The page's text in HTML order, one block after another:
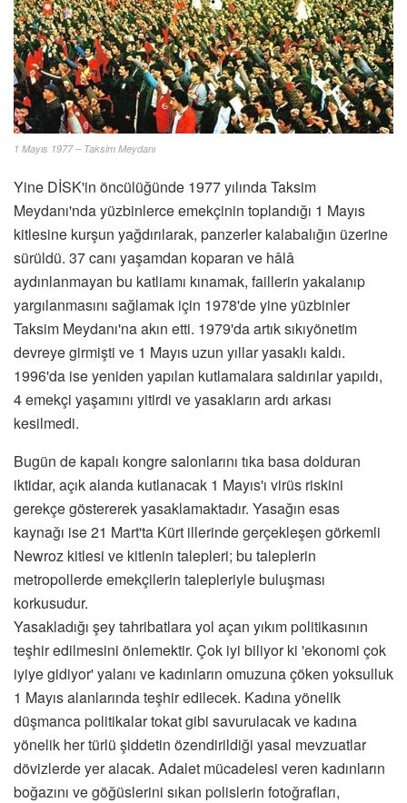
1 Mayıs 1977 – Taksim Meydanı
Yine DİSK'in öncülüğünde 1977 yılında Taksim
Meydanı'nda yüzbinlerce emekçinin toplandığı 1 Mayıs
kitlesine kurşun yağdırılarak, panzerler kalabalığın üzerine
sürüldü. 37 canı yaşamdan koparan ve hâlâ
aydınlanmayan bu katliamı kınamak, faillerin yakalanıp
yargılanmasını sağlamak için 1978'de yine yüzbinler
Taksim Meydanı'na akın etti. 1979'da artık sıkıyönetim
devreye girmişti ve 1 Mayıs uzun yıllar yasaklı kaldı.
1996'da ise yeniden yapılan kutlamalara saldırılar yapıldı,
4 emekçi yaşamını yitirdi ve yasakların ardı arkası
kesilmedi.
Bugün de kapalı kongre salonlarını tıka basa dolduran
iktidar, açık alanda kutlanacak 1 Mayıs'ı virüs riskini
gerekçe göstererek yasaklamaktadır. Yasağın esas
kaynağı ise 21 Mart'ta Kürt illerinde gerçekleşen görkemli
Newroz kitlesi ve kitlenin talepleri; bu taleplerin
metropollerde emekçilerin talepleriyle buluşması
korkusudur.
Yasakladığı şey tahribatlara yol açan yıkım politikasının
teşhir edilmesini önlemektir. Çok iyi biliyor ki 'ekonomi çok
iyiye gidiyor' yalanı ve kadınların omuzuna çöken yoksulluk
1 Mayıs alanlarında teşhir edilecek. Kadına yönelik
düşmanca politikalar tokat gibi savurulacak ve kadına
yönelik her türlü şiddetin özendirildiği yasal mevzuatlar
dövizlerde yer alacak. Adalet mücadelesi veren kadınların
boğazını ve göğüslerini sıkan polislerin fotoğrafları,